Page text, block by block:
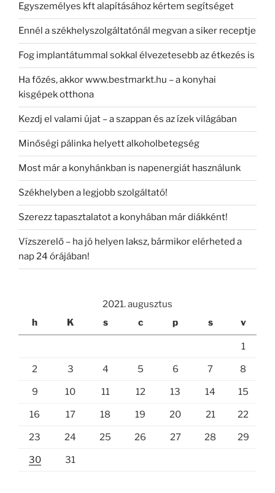
Egyszemélyes kft alapításához kértem segítséget
Ennél a székhelyszolgáltatónál megvan a siker receptje
Fog implantátummal sokkal élvezetesebb az étkezés is
Ha főzés, akkor www.bestmarkt.hu – a konyhai
kisgépek otthona
Kezdj el valami újat – a szappan és az ízek világában
Minőségi pálinka helyett alkoholbetegség
Most már a konyhánkban is napenergiát használunk
Székhelyben a legjobb szolgáltató!
Szerezz tapasztalatot a konyhában már diákként!
Vízszerelő – ha jó helyen laksz, bármikor elérheted a
nap 24 órájában!
2021. augusztus
h
K s c p s v
1
2 3 4 5 6 7 8
9 10 11 12 13 14 15
16 17 18 19 20 21 22
23 24 25 26 27 28 29
30 31